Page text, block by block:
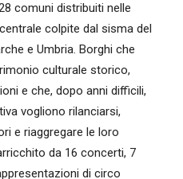
comuni distribuiti nelle
colpite dal sisma del
e Umbria. Borghi che
culturale storico,
e che, dopo anni difficili,
vogliono rilanciarsi,
e riaggregare le loro
da 16 concerti, 7
di circo